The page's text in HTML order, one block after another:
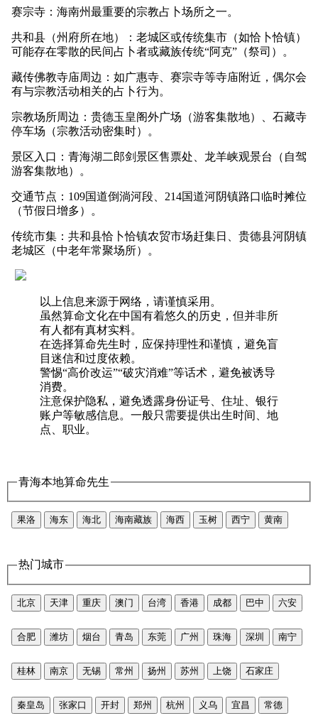
赛宗寺：海南州最重要的宗教占卜场所之一。
共和县（州府所在地）：老城区或传统集市（如恰卜恰镇）
可能存在零散的民间占卜者或藏族传统“阿克”（祭司）。
藏传佛教寺庙周边：如广惠寺、赛宗寺等寺庙附近，偶尔会
有与宗教活动相关的占卜行为。
宗教场所周边：贵德玉皇阁外广场（游客集散地）、石藏寺
停车场（宗教活动密集时）。
景区入口：青海湖二郎剑景区售票处、龙羊峡观景台（自驾
游客集散地）。
交通节点：109国道倒淌河段、214国道河阴镇路口临时摊位
（节假日增多）。
传统市集：共和县恰卜恰镇农贸市场赶集日、贵德县河阴镇
老城区（中老年常聚场所）。
以上信息来源于网络，请谨慎采用。
虽然算命文化在中国有着悠久的历史，但并非所
有人都有真材实料。
在选择算命先生时，应保持理性和谨慎，避免盲
目迷信和过度依赖。
警惕“高价改运”“破灾消难”等话术，避免被诱导
消费。
注意保护隐私，避免透露身份证号、住址、银行
账户等敏感信息。一般只需要提供出生时间、地
点、职业。
青海本地算命先生
果洛 海东 海北 海南藏族 海西 玉树 西宁 黄南
热门城市
北京 天津 重庆 澳门 台湾 香港 成都 巴中 六安
合肥 潍坊 烟台 青岛 东莞 广州 珠海 深圳 南宁
桂林 南京 无锡 常州 扬州 苏州 上饶 石家庄
秦皇岛 张家口 开封 郑州 杭州 义乌 宜昌 常德